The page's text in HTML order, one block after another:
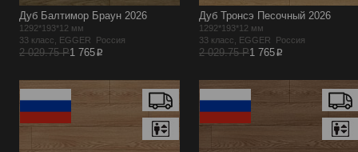
Дуб Балтимор Браун 2026
1292*193*12 мм
33 класс, EGGER Россия
2 029.75 Р1 765p
Дуб Тронсэ Песочный 2026
1292*193*12 мм
33 класс, EGGER Россия
2 029.75 Р1 765p